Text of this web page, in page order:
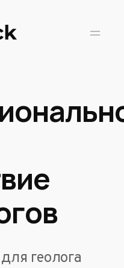
геолога